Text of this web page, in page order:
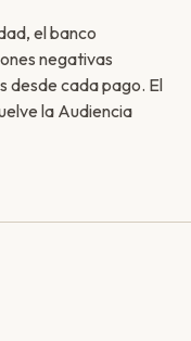
el banco
negativas
desde cada pago. El
la Audiencia